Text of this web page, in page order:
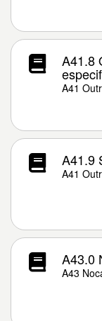
A41.8
A41
A41.9
A41
A43.0
A43